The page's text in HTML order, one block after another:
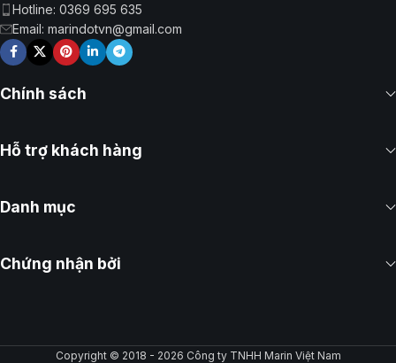
Hotline: 0369 695 635
Email: marindotvn@gmail.com
Chính sách
Hỗ trợ khách hàng
Danh mục
Chứng nhận bởi
Copyright © 2018 - 2026 Công ty TNHH Marin Việt Nam